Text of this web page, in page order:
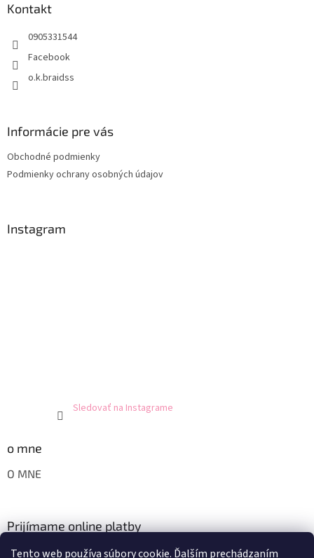
Tento web používa súbory cookie. Ďalším prechádzaním
Kontakt
0905331544
Facebook
o.k.braidss
Informácie pre vás
Obchodné podmienky
Podmienky ochrany osobných údajov
Instagram
Sledovať na Instagrame
o mne
O MNE
Prijímame online platby